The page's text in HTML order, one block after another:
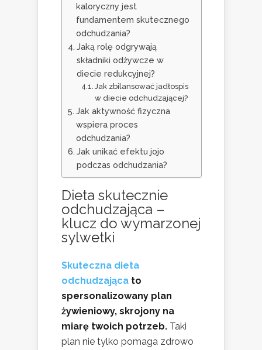
kaloryczny jest
fundamentem skutecznego
odchudzania?
Jaką rolę odgrywają
składniki odżywcze w
diecie redukcyjnej?
Jak zbilansować jadłospis
w diecie odchudzającej?
Jak aktywność fizyczna
wspiera proces
odchudzania?
Jak unikać efektu jojo
podczas odchudzania?
Dieta skutecznie
odchudzająca –
klucz do wymarzonej
sylwetki
Skuteczna dieta
odchudzająca to
spersonalizowany plan
żywieniowy, skrojony na
miarę twoich potrzeb. Taki
plan nie tylko pomaga zdrowo